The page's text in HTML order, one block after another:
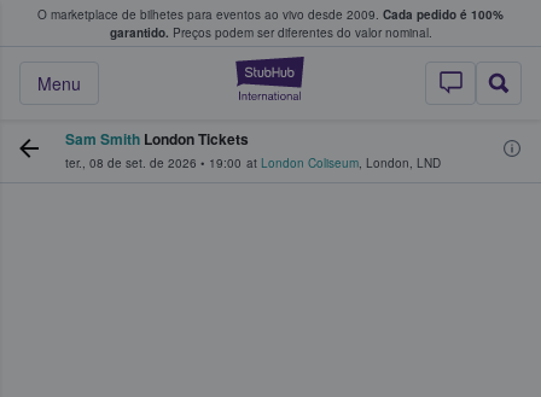
O marketplace de bilhetes para eventos ao vivo desde 2009. Cada pedido é 100%
garantido. Preços podem ser diferentes do valor nominal.
StubHub – onde
Menu
fãs compram e vendem bilhetes
Sam Smith London Tickets
ter., 08 de set. de 2026 • 19:00 at London Coliseum, London, LND